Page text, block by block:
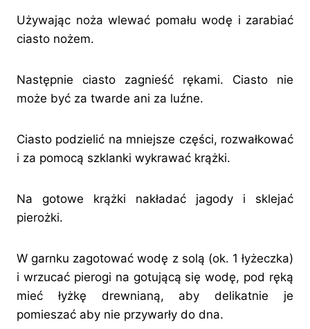
Używając noża wlewać pomału wodę i zarabiać
ciasto nożem.
Następnie ciasto zagnieść rękami. Ciasto nie
może być za twarde ani za luźne.
Ciasto podzielić na mniejsze części, rozwałkować
i za pomocą szklanki wykrawać krążki.
Na gotowe krążki nakładać jagody i sklejać
pierożki.
W garnku zagotować wodę z solą (ok. 1 łyżeczka)
i wrzucać pierogi na gotującą się wodę, pod ręką
mieć łyżkę drewnianą, aby delikatnie je
pomieszać aby nie przywarły do dna.